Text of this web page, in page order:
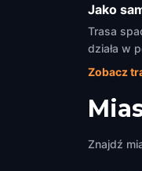
Jako
Trasa
działa w
Zobacz
Znajdź